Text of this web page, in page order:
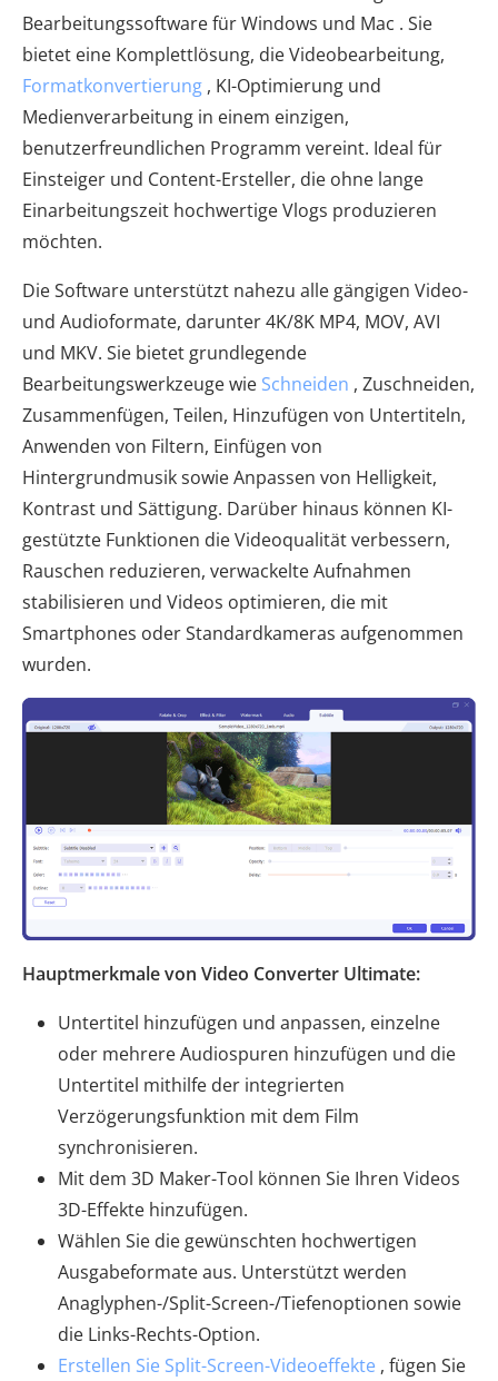
Bearbeitungssoftware für Windows und Mac . Sie
bietet eine Komplettlösung, die Videobearbeitung,
Formatkonvertierung , KI-Optimierung und
Medienverarbeitung in einem einzigen,
benutzerfreundlichen Programm vereint. Ideal für
Einsteiger und Content-Ersteller, die ohne lange
Einarbeitungszeit hochwertige Vlogs produzieren
möchten.
Die Software unterstützt nahezu alle gängigen Video-
und Audioformate, darunter 4K/8K MP4, MOV, AVI
und MKV. Sie bietet grundlegende
Bearbeitungswerkzeuge wie Schneiden , Zuschneiden,
Zusammenfügen, Teilen, Hinzufügen von Untertiteln,
Anwenden von Filtern, Einfügen von
Hintergrundmusik sowie Anpassen von Helligkeit,
Kontrast und Sättigung. Darüber hinaus können KI-
gestützte Funktionen die Videoqualität verbessern,
Rauschen reduzieren, verwackelte Aufnahmen
stabilisieren und Videos optimieren, die mit
Smartphones oder Standardkameras aufgenommen
wurden.
Hauptmerkmale von Video Converter Ultimate:
Untertitel hinzufügen und anpassen, einzelne
oder mehrere Audiospuren hinzufügen und die
Untertitel mithilfe der integrierten
Verzögerungsfunktion mit dem Film
synchronisieren.
Mit dem 3D Maker-Tool können Sie Ihren Videos
3D-Effekte hinzufügen.
Wählen Sie die gewünschten hochwertigen
Ausgabeformate aus. Unterstützt werden
Anaglyphen-/Split-Screen-/Tiefenoptionen sowie
die Links-Rechts-Option.
Erstellen Sie Split-Screen-Videoeffekte , fügen Sie